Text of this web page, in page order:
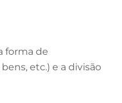
forma de
etc.) e a divisão